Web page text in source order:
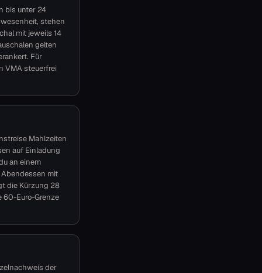
bis unter 24
stehen
mit jeweils 14
gelten
Für
VMA steuerfrei
Mahlzeiten
auf Einladung
an einem
mit
die Kürzung 28
60-Euro-Grenze
der